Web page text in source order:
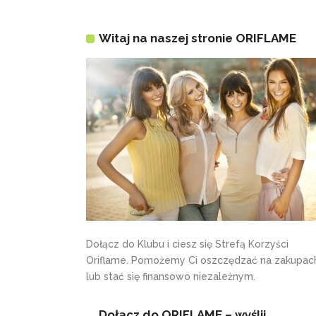
Witaj na naszej stronie ORIFLAME
Dołącz do Klubu i ciesz się Strefą Korzyści
Oriflame. Pomożemy Ci oszczędzać na
lub stać się finansowo niezależnym.